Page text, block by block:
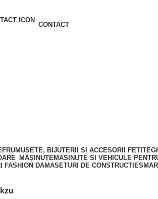
CONTACT
FRUMUSETE, BIJUTERII SI ACCESORII FETITE
MAȘINUȚEMASINUTE SI VEHICULE
FASHION DAMASETURI DE CONSTRUCTIE